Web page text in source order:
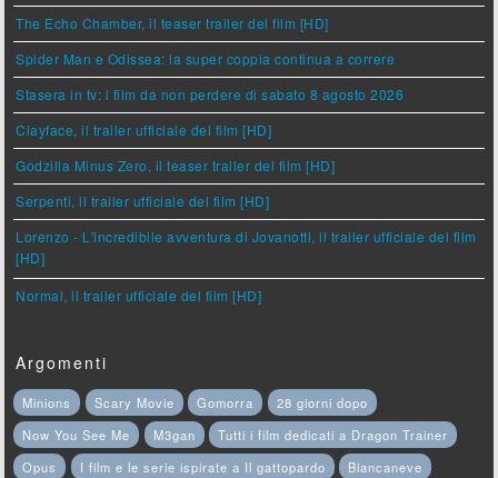
The Echo Chamber, il teaser trailer del film [HD]
Spider Man e Odissea: la super coppia continua a correre
Stasera in tv: i film da non perdere di sabato 8 agosto 2026
Clayface, il trailer ufficiale del film [HD]
Godzilla Minus Zero, il teaser trailer del film [HD]
Serpenti, il trailer ufficiale del film [HD]
Lorenzo - L'incredibile avventura di Jovanotti, il trailer ufficiale del film
[HD]
Normal, il trailer ufficiale del film [HD]
Argomenti
Minions Scary Movie Gomorra
28 giorni dopo
Now You See Me
M3gan
Tutti i film dedicati a Dragon Trainer
Opus
I film e le serie ispirate a Il gattopardo
Biancaneve